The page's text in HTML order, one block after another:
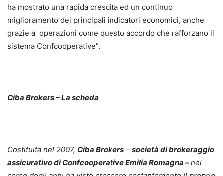
ha mostrato una rapida crescita ed un continuo
miglioramento dei principali indicatori economici, anche
grazie a operazioni come questo accordo che rafforzano il
sistema Confcooperative”.
Ciba Brokers – La scheda
Costituita nel 2007, Ciba Brokers – società di brokeraggio
assicurativo di Confcooperative Emilia Romagna –nel